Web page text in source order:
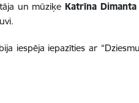
un mūziķe Katrīna Dimanta
iespēja iepazīties ar